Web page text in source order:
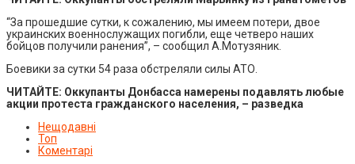
“За прошедшие сутки, к сожалению, мы имеем потери, двое
украинских военнослужащих погибли, еще четверо наших
бойцов получили ранения”, – сообщил А.Мотузяник.
Боевики за сутки 54 раза обстреляли силы АТО.
ЧИТАЙТЕ: Оккупанты Донбасса намерены подавлять любые
акции протеста гражданского населения, – разведка
Нещодавні
Топ
Коментарі